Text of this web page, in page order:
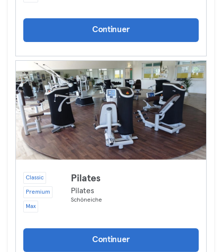
Continuer
Classic
Premium
Max
Pilates
Pilates
Schöneiche
Continuer